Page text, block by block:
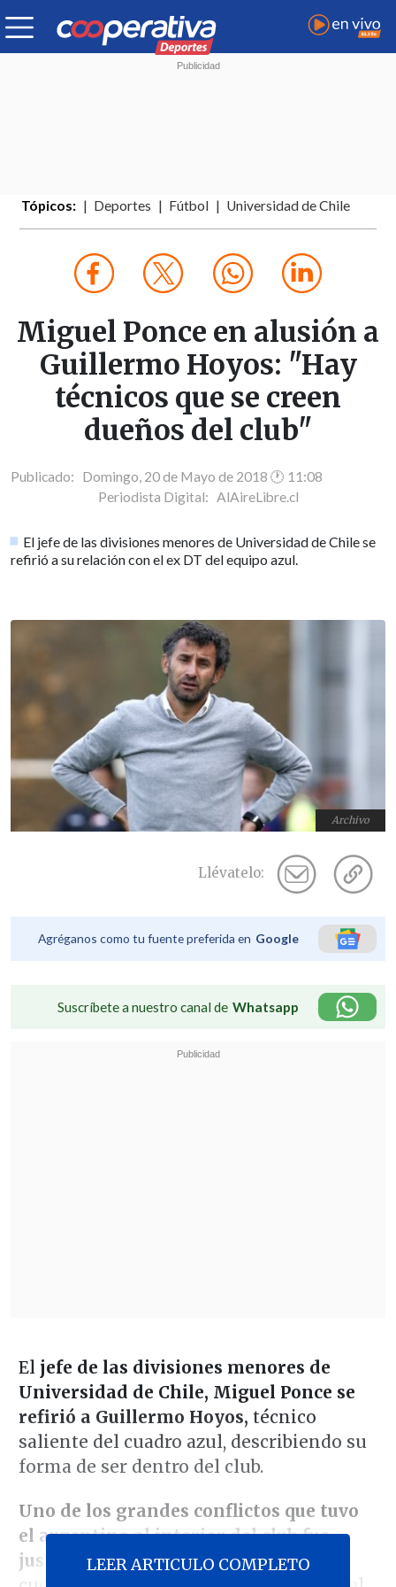
Tópicos: Deportes Fútbol Universidad de Chile
Miguel Ponce en alusión a
Guillermo Hoyos: "Hay
técnicos que se creen
dueños del club"
Publicado: Domingo, 20 de Mayo de 2018 🕐 11:08
Periodista Digital: AlAireLibre.cl
El jefe de las divisiones menores de Universidad de Chile se
refirió a su relación con el ex DT del equipo azul.
Archivo
Llévatelo:
Agréganos como tu fuente preferida en Google
Suscríbete a nuestro canal de Whatsapp
El jefe de las divisiones menores de
Universidad de Chile, Miguel Ponce se
refirió a Guillermo Hoyos, técnico
saliente del cuadro azul, describiendo su
forma de ser dentro del club.
Uno de los grandes conflictos que tuvo
el argentino al interior del club fue
justamente con Ponce, pues desde su
LEER ARTICULO COMPLETO